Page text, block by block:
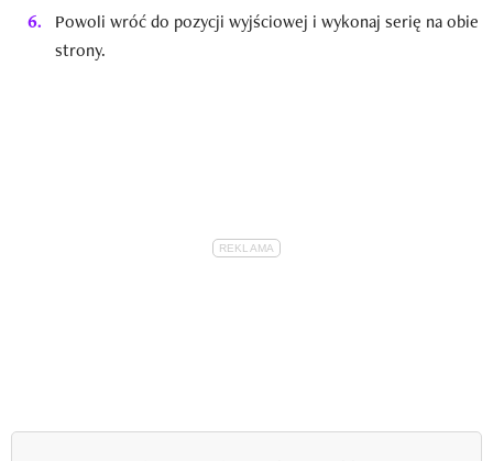
Powoli wróć do pozycji wyjściowej i wykonaj serię na obie
strony.